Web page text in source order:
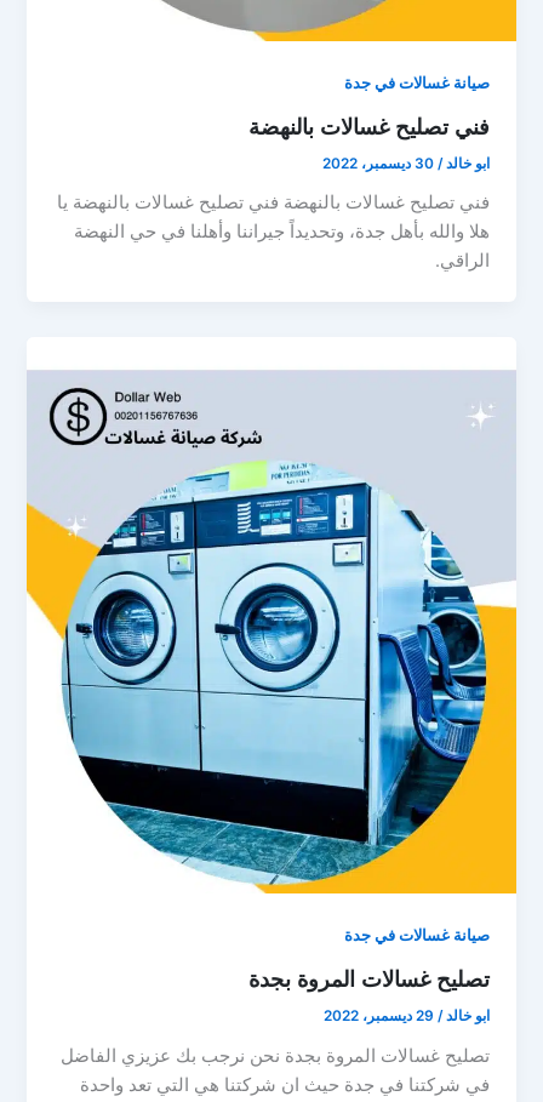
صيانة غسالات في جدة
فني تصليح غسالات بالنهضة
ابو خالد/30 ديسمبر، 2022
فني تصليح غسالات بالنهضة فني تصليح غسالات بالنهضة يا
هلا والله بأهل جدة، وتحديداً جيراننا وأهلنا في حي النهضة
الراقي.
صيانة غسالات في جدة
تصليح غسالات المروة بجدة
ابو خالد/ 29 ديسمبر، 2022
تصليح غسالات المروة بجدة نحن نرجب بك عزيزي الفاضل
في شركتنا في جدة حيث ان شركتنا هي التي تعد واحدة